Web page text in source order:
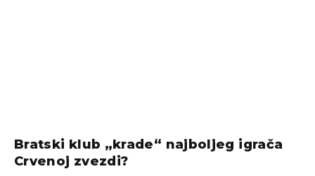
Bratski klub „krade“ najboljeg igrača
Crvenoj zvezdi?